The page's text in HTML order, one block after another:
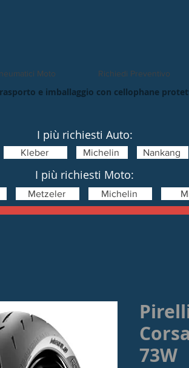
Moto Richiedi Preventivo
e imballaggio con cellophane
I più richiesti Auto:
Kleber Michelin Nankang
I più richiesti Moto:
Metzeler Michelin
73W